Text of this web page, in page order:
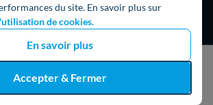
du site. En savoir plus sur
de cookies.
En savoir plus
Accepter & Fermer
J'obtiens un devis gratuit
Hello Watt Espagne
Hello Team
Jobs